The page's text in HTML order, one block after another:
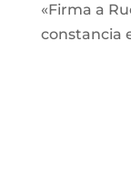
«Firma a
constancia